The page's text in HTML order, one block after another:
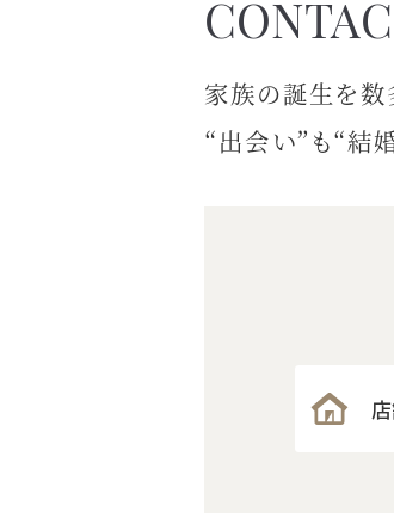
家族の誕生を数
“出会い”も“結